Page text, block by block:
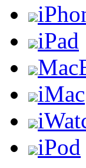
iPad
iMac
iPod